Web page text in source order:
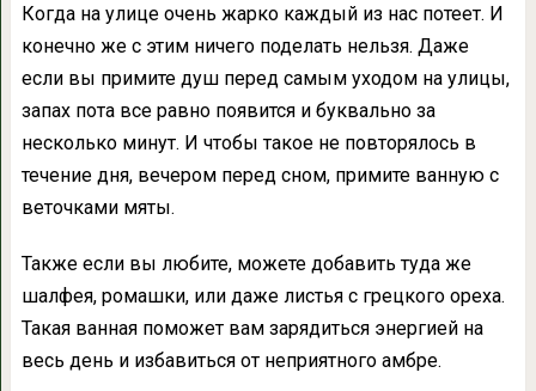
Когда на улице очень жарко каждый из нас потеет. И
конечно же с этим ничего поделать нельзя. Даже
если вы примите душ перед самым уходом на улицы,
запах пота все равно появится и буквально за
несколько минут. И чтобы такое не повторялось в
течение дня, вечером перед сном, примите ванную с
веточками мяты.
Также если вы любите, можете добавить туда же
шалфея, ромашки, или даже листья с грецкого ореха.
Такая ванная поможет вам зарядиться энергией на
весь день и избавиться от неприятного амбре.